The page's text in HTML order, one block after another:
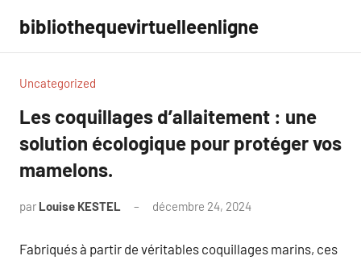
contenu
bibliothequevirtuelleenligne
Uncategorized
Les coquillages d’allaitement : une
solution écologique pour protéger vos
mamelons.
par Louise KESTEL décembre 24, 2024
Fabriqués à partir de véritables coquillages marins, ces